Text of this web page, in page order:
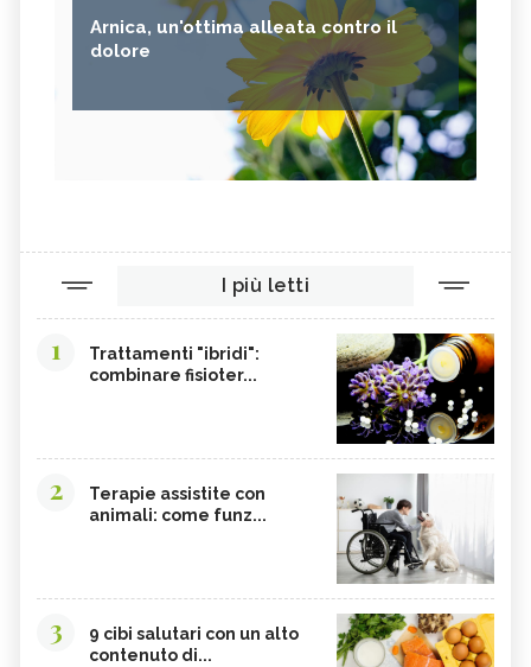
Arnica, un'ottima alleata contro il
dolore
I più letti
1
Trattamenti "ibridi":
combinare fisioter...
2
Terapie assistite con
animali: come funz...
3
9 cibi salutari con un alto
contenuto di...